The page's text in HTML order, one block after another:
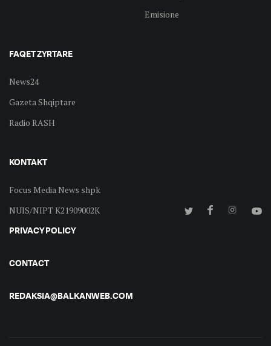
Emisione
FAQET ZYRTARE
News24
Gazeta Shqiptare
Radio RASH
KONTAKT
Focus Media News shpk
NUIS/NIPT K21909002K
PRIVACY POLICY
CONTACT
REDAKSIA@BALKANWEB.COM